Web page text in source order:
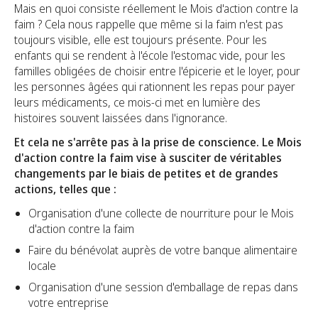
Mais en quoi consiste réellement le Mois d'action contre la
faim ? Cela nous rappelle que même si la faim n'est pas
toujours visible, elle est toujours présente. Pour les
enfants qui se rendent à l'école l'estomac vide, pour les
familles obligées de choisir entre l'épicerie et le loyer, pour
les personnes âgées qui rationnent les repas pour payer
leurs médicaments, ce mois-ci met en lumière des
histoires souvent laissées dans l'ignorance.
Et cela ne s'arrête pas à la prise de conscience. Le Mois
d'action contre la faim vise à susciter de véritables
changements par le biais de petites et de grandes
actions, telles que :
Organisation d'une collecte de nourriture pour le Mois
d'action contre la faim
Faire du bénévolat auprès de votre banque alimentaire
locale
Organisation d'une session d'emballage de repas dans
votre entreprise